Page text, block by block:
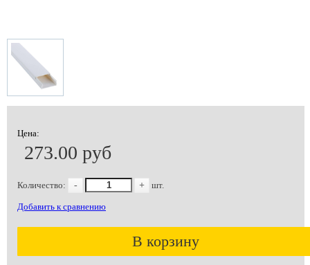
Цена:
273.00 руб
Количество: - + шт.
Добавить к сравнению
В корзину